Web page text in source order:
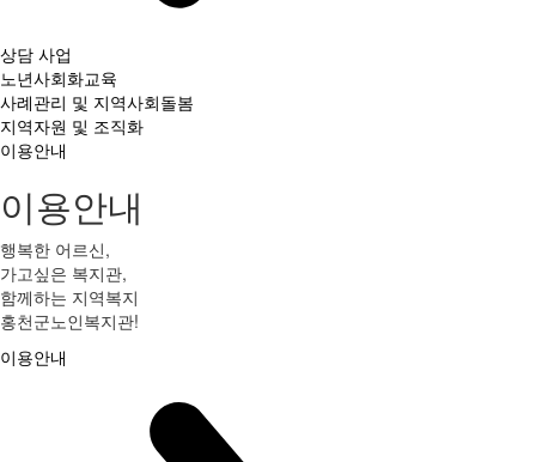
상담 사업
노년사회화교육
사례관리 및 지역사회돌봄
지역자원 및 조직화
이용안내
이용안내
행복한 어르신,
가고싶은 복지관,
함께하는 지역복지
홍천군노인복지관!
이용안내